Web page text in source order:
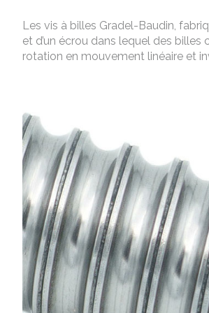
Les vis à billes Gradel-Baudin,
et d’un écrou dans lequel des
rotation en mouvement linéaire et